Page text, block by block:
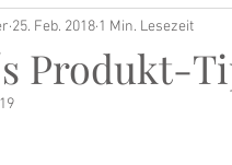
Produkt-
25. Feb. 2018 1 Min. Lesezeit